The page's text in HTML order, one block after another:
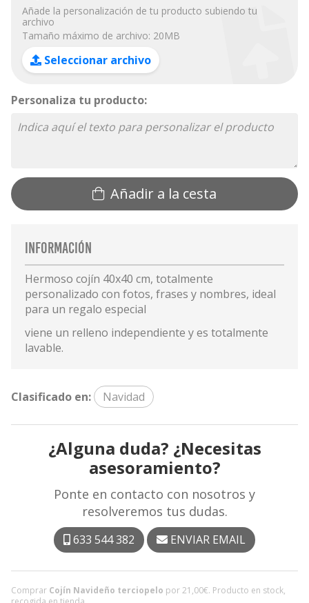
Añade la personalización de tu producto subiendo tu
archivo
Tamaño máximo de archivo: 20MB
Seleccionar archivo
Personaliza tu producto:
Añadir a la cesta
Comprar Cojín Navideño terciopelo por21,00€. Producto en stock,
Información
Hermoso cojín 40x40 cm, totalmente
personalizado con fotos, frases y nombres, ideal
para un regalo especial
viene un relleno independiente y es totalmente
lavable.
Clasificado en: Navidad
¿Alguna duda? ¿Necesitas
asesoramiento?
Ponte en contacto con nosotros y
resolveremos tus dudas.
633 544 382 ENVIAR EMAIL